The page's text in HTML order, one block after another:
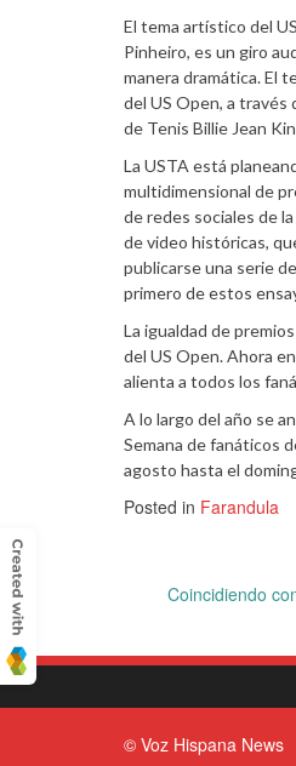
El tema artístico del
Pinheiro, es un giro
manera dramática. El
del US Open, a través
de Tenis Billie Jean
La USTA está
multidimensional de
de redes sociales de
de video históricas,
publicarse una serie
primero de estos
La igualdad de
del US Open. Ahora
alienta a todos los
A lo largo del año se
Semana de fanáticos
agosto hasta el
Posted in Farandula
Post
Coincidiendo
© Voz Hispana News